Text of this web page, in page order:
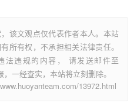
该文观点仅代表作者本人。本站
所有权，不承担相关法律责任。
法违规的内容， 请发送邮件至
一经查实，本站将立刻删除。
13972.html